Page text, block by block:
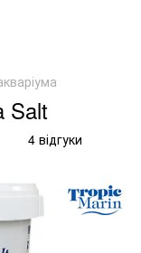
Salt
4 відгуки